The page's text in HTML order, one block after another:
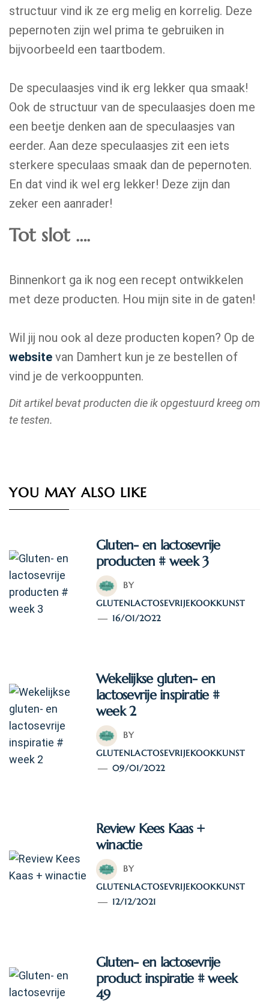
structuur vind ik ze erg melig en korrelig. Deze
pepernoten zijn wel prima te gebruiken in
bijvoorbeeld een taartbodem.
De speculaasjes vind ik erg lekker qua smaak!
Ook de structuur van de speculaasjes doen me
een beetje denken aan de speculaasjes van
eerder. Aan deze speculaasjes zit een iets
sterkere speculaas smaak dan de pepernoten.
En dat vind ik wel erg lekker! Deze zijn dan
zeker een aanrader!
Tot slot ….
Binnenkort ga ik nog een recept ontwikkelen
met deze producten. Hou mijn site in de gaten!
Wil jij nou ook al deze producten kopen? Op de
website van Damhert kun je ze bestellen of
vind je de verkooppunten.
Dit artikel bevat producten die ik opgestuurd kreeg om
te testen.
YOU MAY ALSO LIKE
Gluten- en lactosevrije
producten # week 3
BY
GLUTENLACTOSEVRIJEKOOKKUNST
16/01/2022
Wekelijkse gluten- en
lactosevrije inspiratie #
week 2
BY
GLUTENLACTOSEVRIJEKOOKKUNST
09/01/2022
Review Kees Kaas +
winactie
BY
GLUTENLACTOSEVRIJEKOOKKUNST
12/12/2021
Gluten- en lactosevrije
product inspiratie # week
49